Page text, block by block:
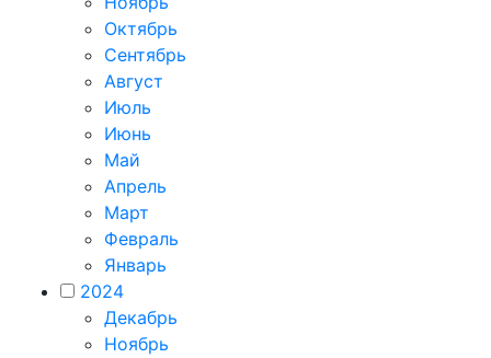
Октябрь
Сентябрь
Август
Июль
Июнь
Май
Апрель
Март
Февраль
Январь
2024
Декабрь
Ноябрь